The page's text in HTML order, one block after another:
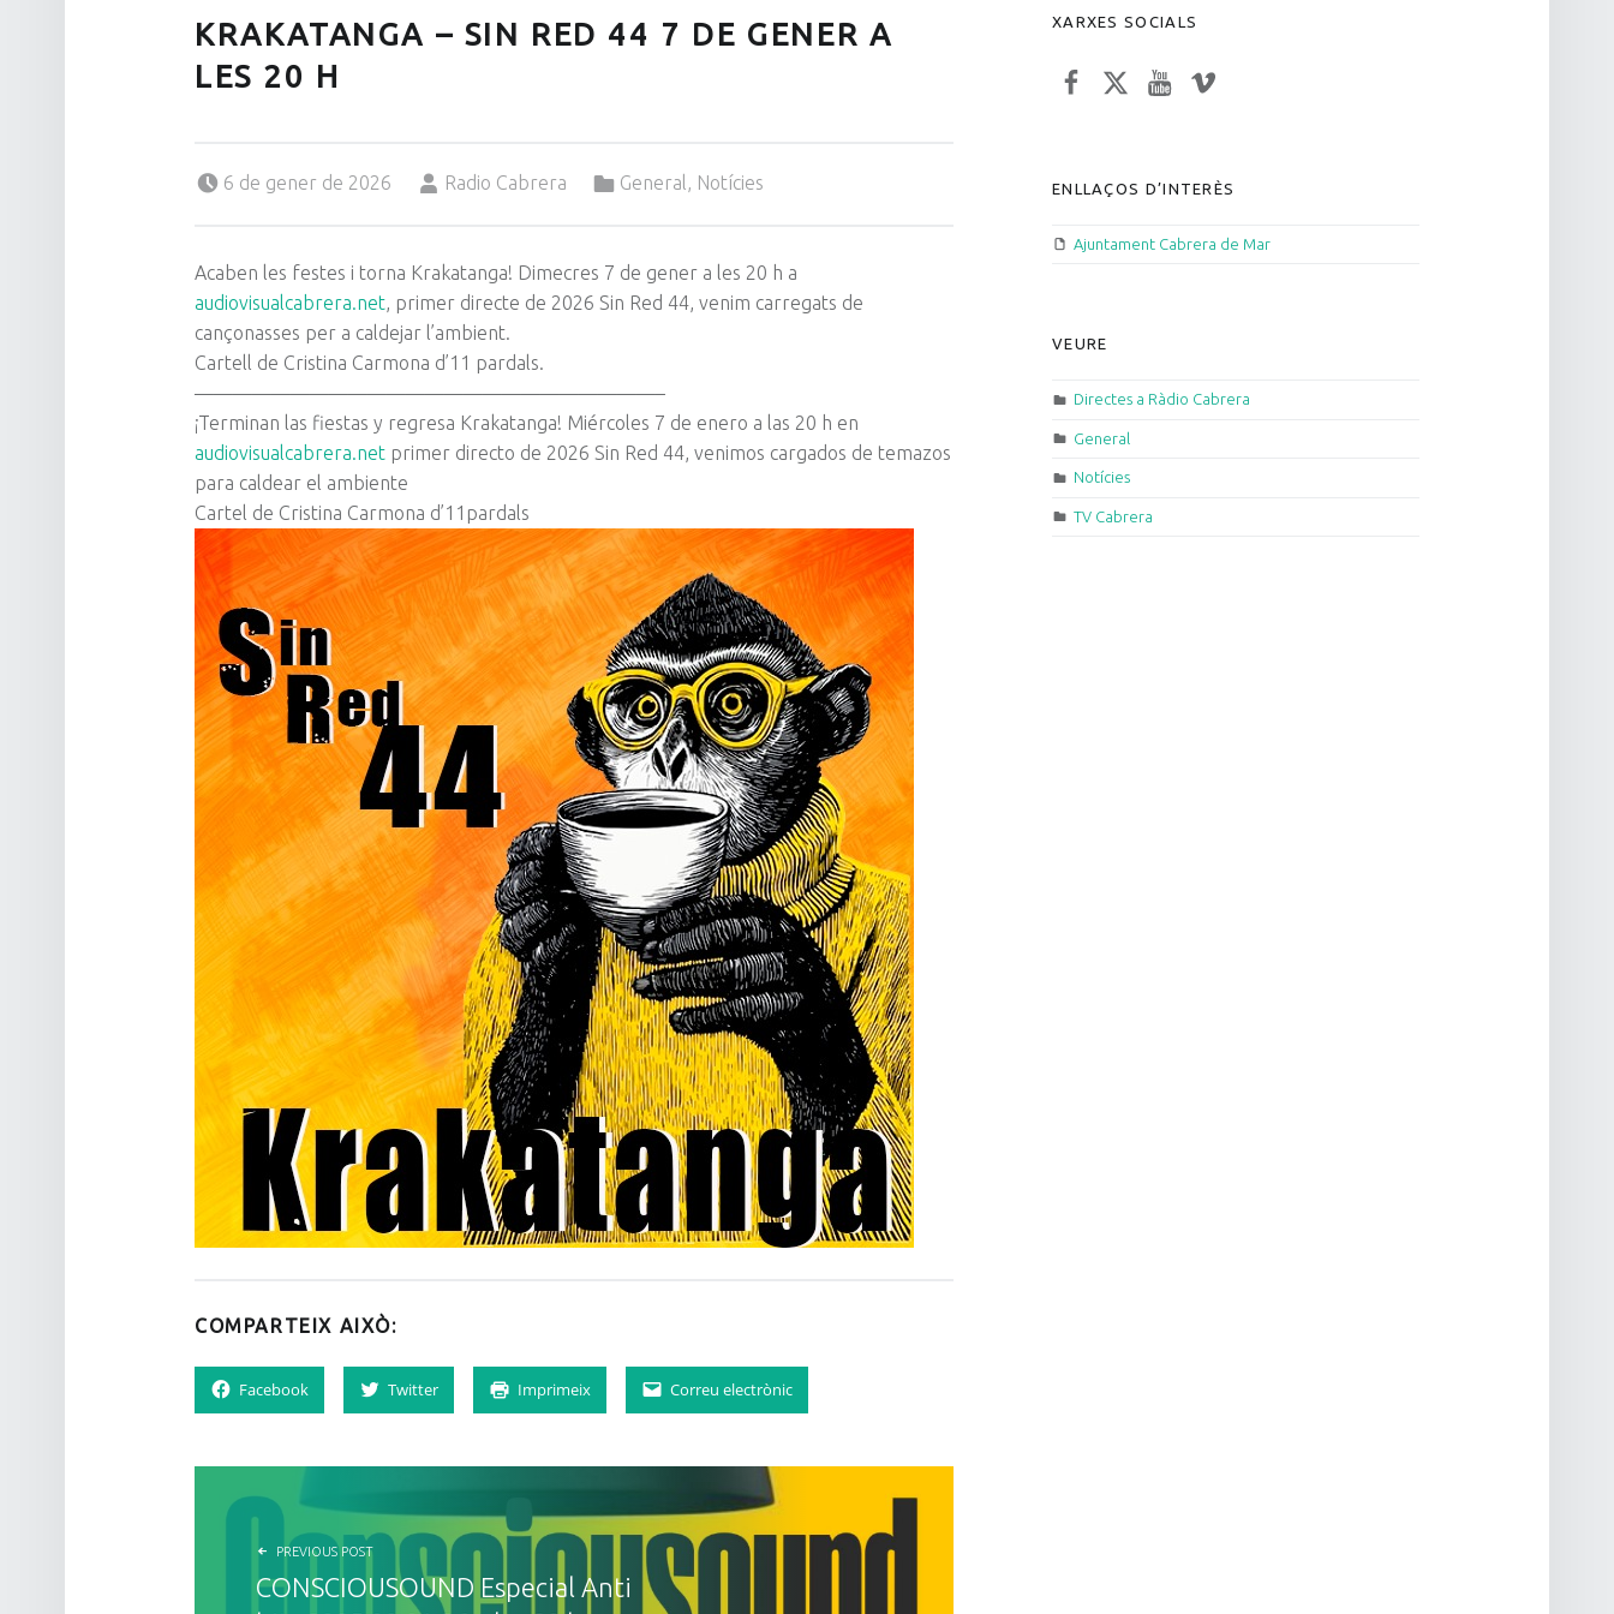
KRAKATANGA – SIN RED 44 7 DE GENER A
LES 20 H
6 de gener de 2026
Radio Cabrera
General , Notícies
Acaben les festes i torna Krakatanga! Dimecres 7 de gener a les 20 h a
audiovisualcabrera.net, primer directe de 2026 Sin Red 44, venim carregats de
cançonasses per a caldejar l’ambient.
Cartell de Cristina Carmona d’11 pardals.
————————————————————————–
¡Terminan las fiestas y regresa Krakatanga! Miércoles 7 de enero a las 20 h en
audiovisualcabrera.net primer directo de 2026 Sin Red 44, venimos cargados de temazos
para caldear el ambiente
Cartel de Cristina Carmona d’11pardals
COMPARTEIX AIXÒ:
Facebook Twitter Imprimeix Correu electrònic
NAVEGACIÓ D'ENTRADES
PREVIOUS POST
CONSCIOUSOUND Especial Anti
XARXES SOCIALS
Facebook
TwitterYouTube
Vimeo
ENLLAÇOS D’INTERÈS
Ajuntament Cabrera de Mar
VEURE
Directes a Ràdio Cabrera
General
Notícies
TV Cabrera